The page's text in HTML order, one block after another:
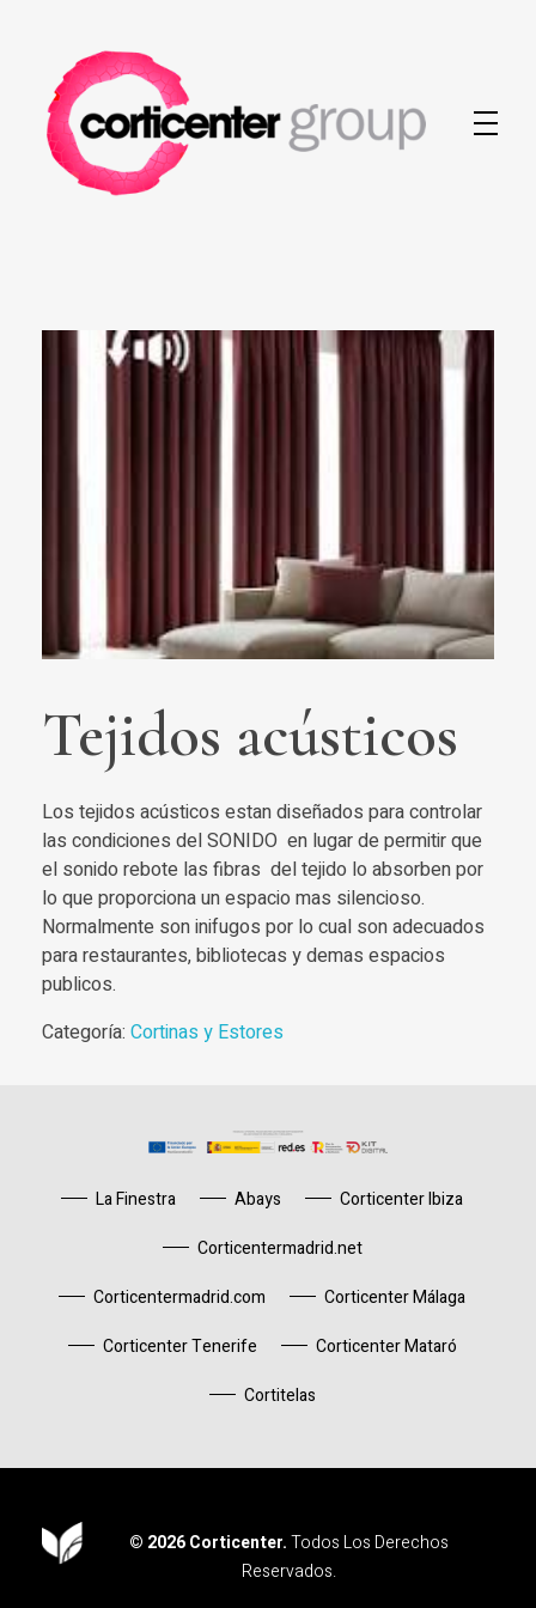
Tejidos acústicos
Los tejidos acústicos estan diseñados para controlar
las condiciones del SONIDO en lugar de permitir que
el sonido rebote las fibras del tejido lo absorben por
lo que proporciona un espacio mas silencioso.
Normalmente son inifugos por lo cual son adecuados
para restaurantes, bibliotecas y demas espacios
publicos.
Categoría: Cortinas y Estores
La Finestra Abays
Corticenter Ibiza
Corticentermadrid.net
Corticentermadrid.com
Corticenter Málaga
Corticenter Tenerife
Corticenter Mataró
Cortitelas
© 2026 Corticenter.Todos Los Derechos
Reservados.